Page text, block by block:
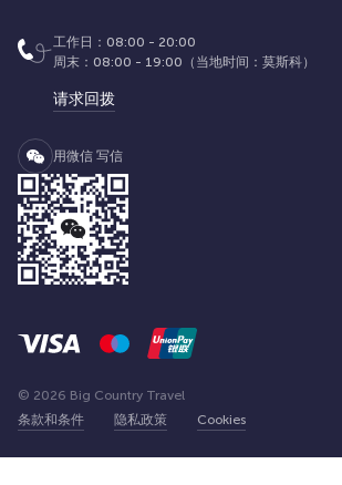
工作日：08:00 - 20:00
周末：08:00 - 19:00（当地时间：莫斯科）
请求回拨
用微信 写信
条款和条件 隐私政策 Cookies
© 2026 Big Country Travel